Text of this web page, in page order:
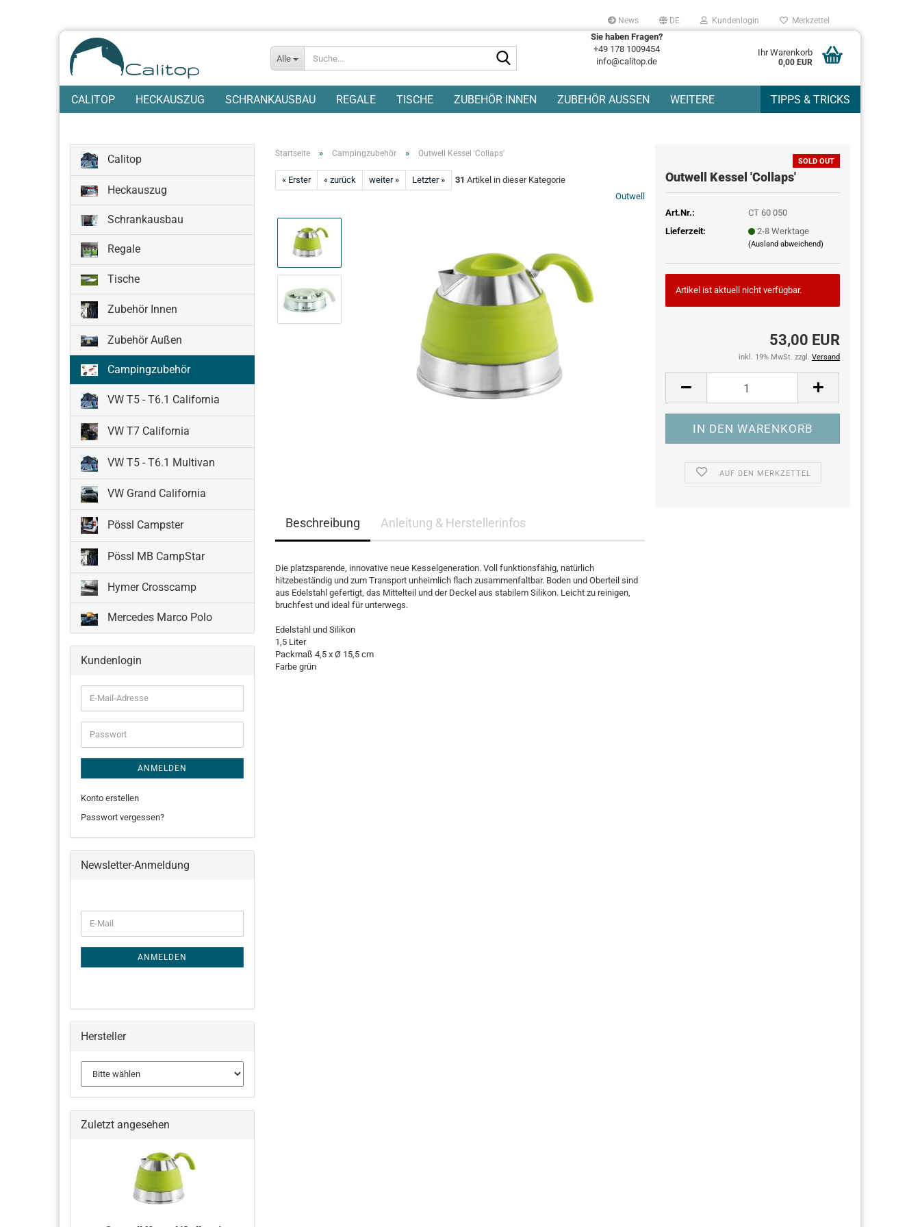
News DE Kundenlogin Merkzettel
Alle
Sie haben Fragen?
+49 178 1009454
info@calitop.de
Ihr Warenkorb
0,00 EUR
CALITOP HECKAUSZUG SCHRANKAUSBAU REGALE TISCHE ZUBEHÖR INNEN ZUBEHÖR AUSSEN TIPPS & TRICKS
WEITERE
Startseite » Campingzubehör » Outwell Kessel 'Collaps'
« Erster « zurück weiter » Letzter » 31 Artikel in dieser Kategorie
Outwell
SOLD OUT
Outwell Kessel 'Collaps'
Art.Nr.:
CT 60 050
Lieferzeit:
2-8 Werktage
(Ausland abweichend)
Artikel ist aktuell nicht verfügbar.
53,00 EUR
inkl. 19% MwSt. zzgl. Versand
AUF DEN MERKZETTEL
Beschreibung Anleitung & Herstellerinfos
Die platzsparende, innovative neue Kesselgeneration. Voll funktionsfähig, natürlich
hitzebeständig und zum Transport unheimlich flach zusammenfaltbar. Boden und Oberteil sind
aus Edelstahl gefertigt, das Mittelteil und der Deckel aus stabilem Silikon. Leicht zu reinigen,
bruchfest und ideal für unterwegs.
Edelstahl und Silikon
1,5 Liter
Packmaß 4,5 x Ø 15,5 cm
Farbe grün
Calitop
Heckauszug
Schrankausbau
Regale
Tische
Zubehör Innen
Zubehör Außen
Campingzubehör
VW T5 - T6.1 California
VW T7 California
VW T5 - T6.1 Multivan
VW Grand California
Pössl Campster
Pössl MB CampStar
Hymer Crosscamp
Mercedes Marco Polo
Kundenlogin
E-
Mail-
Adresse
Passwort
ANMELDEN
Konto erstellen
Passwort vergessen?
Newsletter-Anmeldung
ZUR
NEWSLETTER-
E-
Mail
ANMELDEN
Hersteller
Zuletzt angesehen